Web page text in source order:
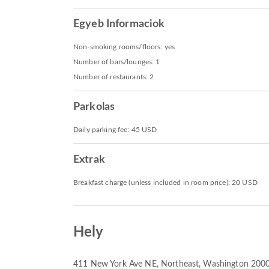
Egyeb Informaciok
Non-smoking rooms/floors: yes
Number of bars/lounges: 1
Number of restaurants: 2
Parkolas
Daily parking fee: 45 USD
Extrak
Breakfast charge (unless included in room price): 20 USD
Hely
411 New York Ave NE, Northeast, Washington